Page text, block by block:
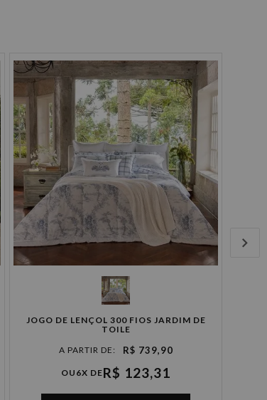
JOGO DE LENÇOL 300 FIOS JARDIM DE
TOILE
R$ 739,90
OU 6X DER$ 123,31